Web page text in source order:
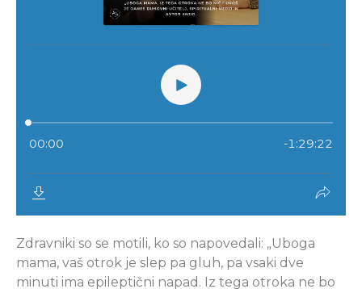
Zdravniki so se motili, ko so napovedali: „Uboga
mama, vaš otrok je slep pa gluh, pa vsaki dve
minuti ima epileptični napad. Iz tega otroka ne bo